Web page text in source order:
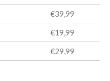
€39,99
€19,99
€29,99